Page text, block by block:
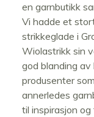
en garnbutikk
Vi hadde et
strikkeglade i
Wiolastrikk sin
god blanding
produsenter
annerledes
til inspirasjon